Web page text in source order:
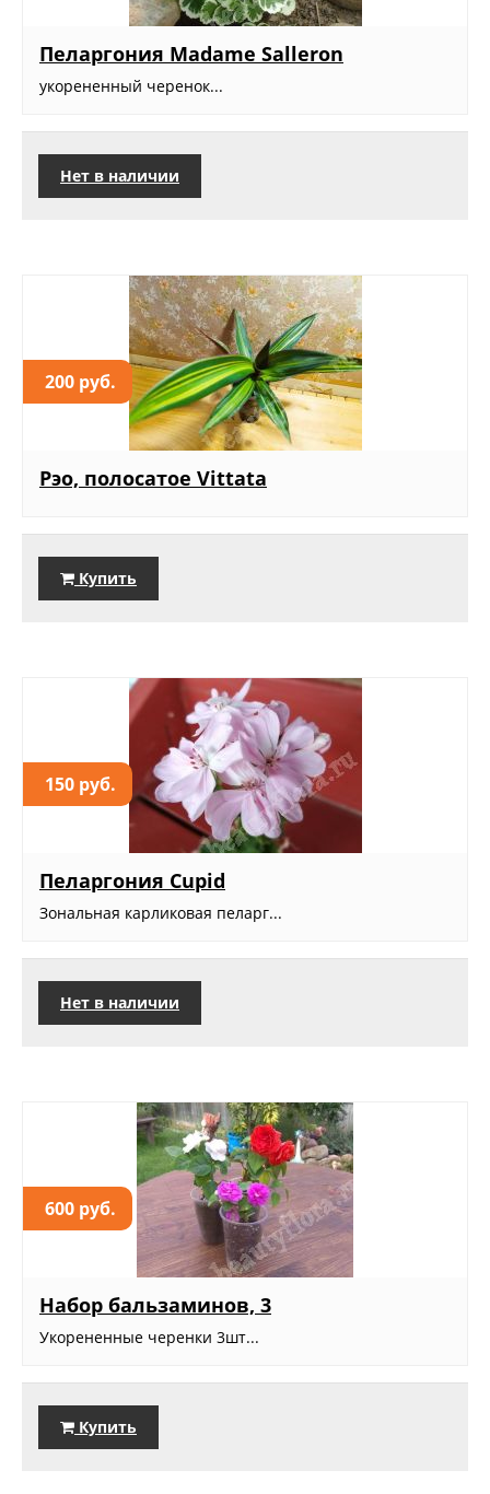
Пеларгония Madame Salleron
укорененный черенок...
Нет в наличии
200 руб.
Рэо, полосатое Vittata
Купить
150 руб.
Пеларгония Cupid
Зональная карликовая пеларг...
Нет в наличии
600 руб.
Набор бальзаминов, 3
Укорененные черенки 3шт...
Купить